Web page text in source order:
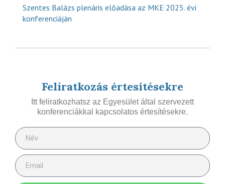
Szentes Balázs plenáris előadása az MKE 2025. évi
konferenciáján
Feliratkozás értesítésekre
Itt feliratkozhatsz az Egyesület által szervezett
konferenciákkal kapcsolatos értesítésekre.